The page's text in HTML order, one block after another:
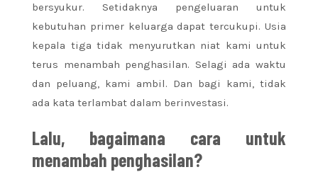
bersyukur. Setidaknya pengeluaran untuk
kebutuhan primer keluarga dapat tercukupi. Usia
kepala tiga tidak menyurutkan niat kami untuk
terus menambah penghasilan. Selagi ada waktu
dan peluang, kami ambil. Dan bagi kami, tidak
ada kata terlambat dalam berinvestasi.
Lalu, bagaimana cara untuk
menambah penghasilan?